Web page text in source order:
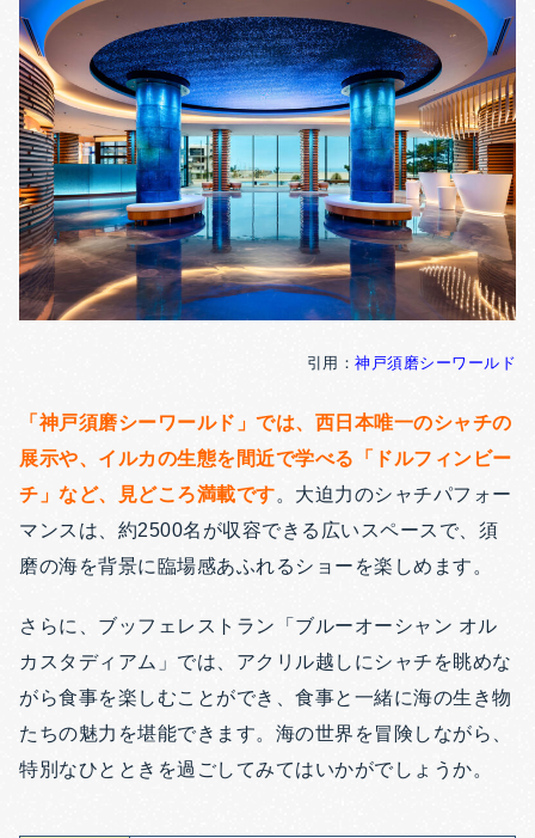
引用： 神戸須磨シーワールド
「神戸須磨シーワールド」では、西日本唯一のシャチの
展示や、イルカの生態を間近で学べる「ドルフィンビー
チ」など、見どころ満載です。大迫力のシャチパフォー
マンスは、約2500名が収容できる広いスペースで、須
磨の海を背景に臨場感あふれるショーを楽しめます。
さらに、ブッフェレストラン「ブルーオーシャン オル
カスタディアム」では、アクリル越しにシャチを眺めな
がら食事を楽しむことができ、食事と一緒に海の生き物
たちの魅力を堪能できます。海の世界を冒険しながら、
特別なひとときを過ごしてみてはいかがでしょうか。